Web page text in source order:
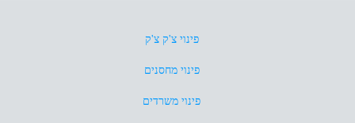
פינוי צ'ק צ'ק
פינוי מחסנים
פינוי משרדים